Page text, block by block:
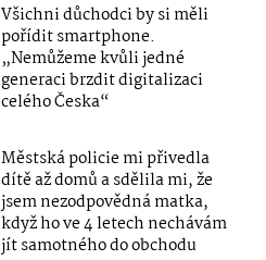
Všichni důchodci by si měli
pořídit smartphone.
„Nemůžeme kvůli jedné
generaci brzdit digitalizaci
celého Česka“
Městská policie mi přivedla
dítě až domů a sdělila mi, že
jsem nezodpovědná matka,
když ho ve 4 letech nechávám
jít samotného do obchodu